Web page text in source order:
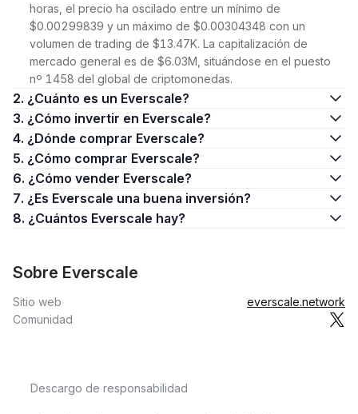
horas, el precio ha oscilado entre un mínimo de
$0.00299839 y un máximo de $0.00304348 con un
volumen de trading de $13.47K. La capitalización de
mercado general es de $6.03M, situándose en el puesto
nº 1458 del global de criptomonedas.
2. ¿Cuánto es un Everscale?
3. ¿Cómo invertir en Everscale?
4. ¿Dónde comprar Everscale?
5. ¿Cómo comprar Everscale?
6. ¿Cómo vender Everscale?
7. ¿Es Everscale una buena inversión?
8. ¿Cuántos Everscale hay?
Sobre Everscale
Sitio web
everscale.network
Comunidad
Descargo de responsabilidad